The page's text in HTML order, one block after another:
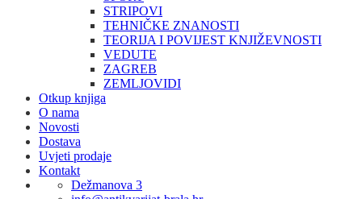
STRIPOVI
TEHNIČKE ZNANOSTI
TEORIJA I POVIJEST KNJIŽEVNOSTI
VEDUTE
ZAGREB
ZEMLJOVIDI
Otkup knjiga
O nama
Novosti
Dostava
Uvjeti prodaje
Kontakt
Dežmanova 3